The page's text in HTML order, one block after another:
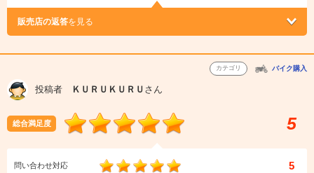
販売店の返答を見る
カテゴリ バイク購入
投稿者 ＫＵＲＵＫＵＲＵ さん
総合満足度 5
問い合わせ対応 5